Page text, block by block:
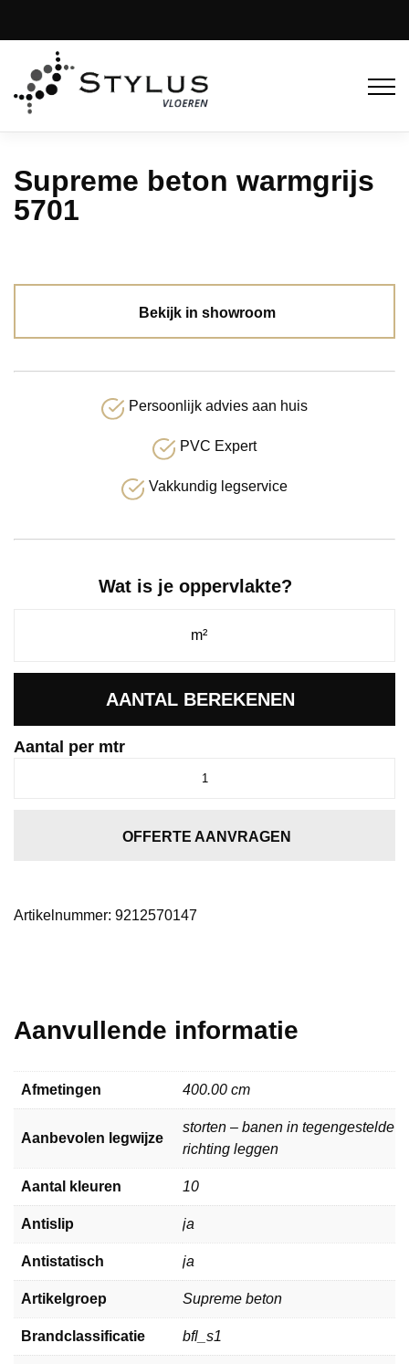
Supreme beton warmgrijs
5701
Bekijk in showroom
Persoonlijk advies aan huis
PVC Expert
Vakkundig legservice
Wat is je oppervlakte?
AANTAL BEREKENEN
Aantal per mtr
OFFERTE AANVRAGEN
Artikelnummer: 9212570147
Aanvullende informatie
Afmetingen 400.00 cm
Aanbevolen legwijze
storten – banen in tegengestelde
richting leggen
Aantal kleuren 10
Antislip ja
Antistatisch ja
Artikelgroep Supreme beton
Brandclassificatie bfl_s1